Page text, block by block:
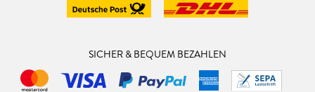
SICHER & BEQUEM BEZAHLEN